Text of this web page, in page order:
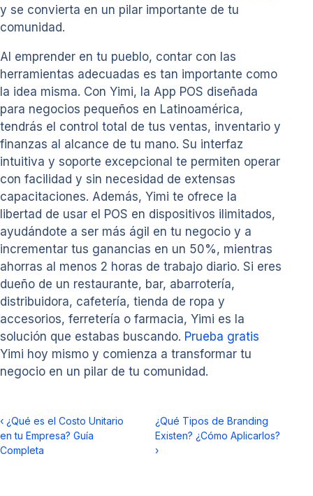
y se convierta en un pilar importante de tu
comunidad.
Al emprender en tu pueblo, contar con las
herramientas adecuadas es tan importante como
la idea misma. Con Yimi, la App POS diseñada
para negocios pequeños en Latinoamérica,
tendrás el control total de tus ventas, inventario y
finanzas al alcance de tu mano. Su interfaz
intuitiva y soporte excepcional te permiten operar
con facilidad y sin necesidad de extensas
capacitaciones. Además, Yimi te ofrece la
libertad de usar el POS en dispositivos ilimitados,
ayudándote a ser más ágil en tu negocio y a
incrementar tus ganancias en un 50%, mientras
ahorras al menos 2 horas de trabajo diario. Si eres
dueño de un restaurante, bar, abarrotería,
distribuidora, cafetería, tienda de ropa y
accesorios, ferretería o farmacia, Yimi es la
solución que estabas buscando. Prueba gratis
Yimi hoy mismo y comienza a transformar tu
negocio en un pilar de tu comunidad.
‹ ¿Qué es el Costo Unitario
en tu Empresa? Guía
Completa
¿Qué Tipos de Branding
Existen? ¿Cómo Aplicarlos?
›